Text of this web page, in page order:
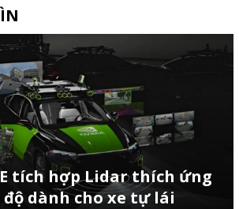
tích hợp Lidar thích ứng
độ dành cho xe tự lái